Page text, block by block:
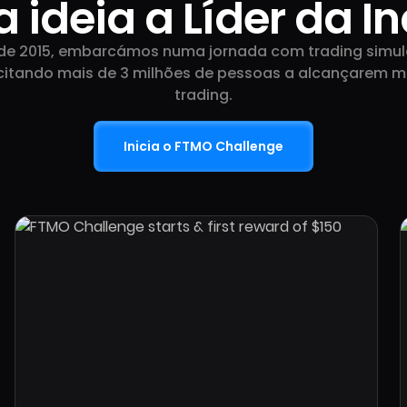
ideia a Líder da
2015, embarcámos numa jornada com trading
mais de 3 milhões de pessoas a alcançarem
trading.
Inicia o FTMO Challenge
9
e 1
Daniel